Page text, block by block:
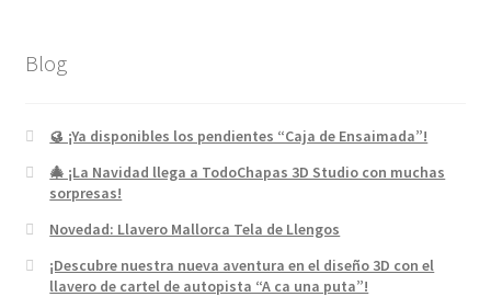
Blog
🥮 ¡Ya disponibles los pendientes “Caja de Ensaimada”!
🎄 ¡La Navidad llega a TodoChapas 3D Studio con muchas
sorpresas!
Novedad: Llavero Mallorca Tela de Llengos
¡Descubre nuestra nueva aventura en el diseño 3D con el
llavero de cartel de autopista “A ca una puta”!